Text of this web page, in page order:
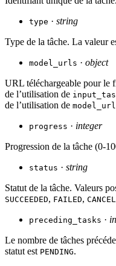
type · string
Type de la tâche. La valeur
model_urls · object
URL téléchargeable pour le
de l’utilisation de
de l’utilisation de model_url
progress · integer
Progression de la tâche (0-
status · string
Statut de la tâche. Valeurs
SUCCEEDED, FAILED,
preceding_tasks ·
Le nombre de tâches
statut est PENDING.